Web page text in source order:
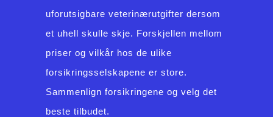
uforutsigbare veterinærutgifter dersom
et uhell skulle skje. Forskjellen mellom
priser og vilkår hos de ulike
forsikringsselskapene er store.
Sammenlign forsikringene og velg det
beste tilbudet.